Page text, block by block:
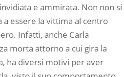
e ammirata. Non non si
a essere la vittima al centro
Infatti, anche Carla
morta attorno a cui gira la
ha diversi motivi per aver